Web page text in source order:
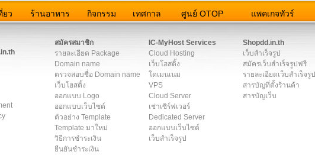
ยว ร้านอาหาร กิจกรรม เทศกาล ศูนย์ OTOP แพคเกจทัวร์
สมัครสมาชิก
รายละเอียด Package
Domain name
ตรวจสอบชื่อ Domain name
เว็บโฮสติ้ง
ออกแบบ Logo
ออกแบบเว็บไซต์
ตัวอย่าง Template
Template มาใหม่
วิธีการชำระเงิน
ยืนยันชำระเงิน
IC-MyHost Services
Cloud Hosting
เว็บโฮสติ้ง
โดเมนเนม
VPS
Cloud Server
เช่าเซิร์ฟเวอร์
Dedicated Server
ออกแบบเว็บไซต์
เว็บสำเร็จรูป
Shopdd.in.th
เว็บสำเร็จรูป
สมัครเว็บสำเร็จรูปฟรี
รายละเอียดเว็บสำเร็จรูป
สารบัญที่ตั้งร้านค้า
สารบัญเว็บ